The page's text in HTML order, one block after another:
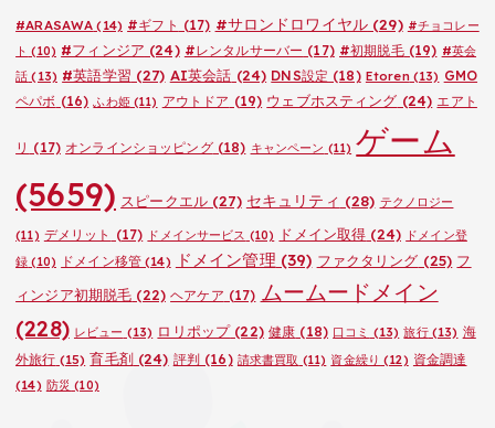
#ARASAWA (14) #ギフト (17) #サロンドロワイヤル(29) #チョコレー
ト (10) #フィンジア (24) #レンタルサーバー (17) #初期脱毛(19) #英会
話 (13) #英語学習 (27) AI英会話 (24) DNS設定 (18) Etoren(13) GMO
ペパボ (16) ふわ姫(11) アウトドア (19) ウェブホスティング (24) エアト
リ (17) オンラインショッピング(18) キャンペーン (11) ゲーム
(5659) スピークエル(27) セキュリティ (28) テクノロジー
(11) デメリット (17) ドメインサービス (10) ドメイン取得 (24) ドメイン登
録 (10) ドメイン移管(14) ドメイン管理 (39) ファクタリング (25) フ
ィンジア初期脱毛 (22) ヘアケア (17) ムームードメイン
(228) レビュー (13) ロリポップ(22) 健康 (18) 口コミ (13) 旅行(13) 海
外旅行 (15) 育毛剤(24) 評判 (16) 請求書買取 (11) 資金繰り (12) 資金調達
(14) 防災 (10)